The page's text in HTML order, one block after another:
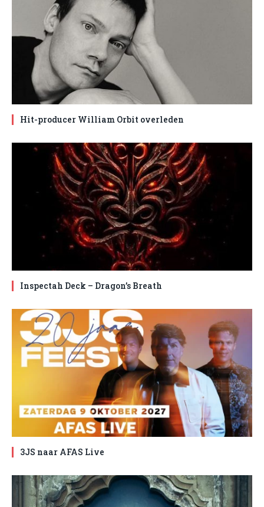
Hit-producer William Orbit overleden
Inspectah Deck – Dragon’s Breath
3JS naar AFAS Live